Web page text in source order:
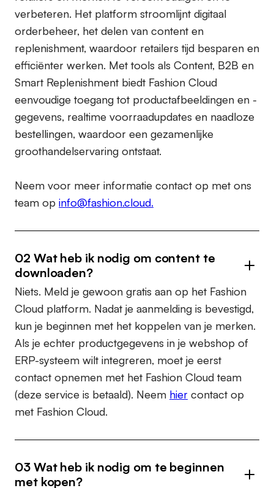
verbeteren. Het platform stroomlijnt digitaal
orderbeheer, het delen van content en
replenishment, waardoor retailers tijd besparen en
efficiënter werken. Met tools als Content, B2B en
Smart Replenishment biedt Fashion Cloud
eenvoudige toegang tot productafbeeldingen en -
gegevens, realtime voorraadupdates en naadloze
bestellingen, waardoor een gezamenlijke
groothandelservaring ontstaat.
Neem voor meer informatie contact op met ons
team op info@fashion.cloud.
02 Wat heb ik nodig om content te
downloaden?
Niets. Meld je gewoon gratis aan op het Fashion
Cloud platform. Nadat je aanmelding is bevestigd,
kun je beginnen met het koppelen van je merken.
Als je echter productgegevens in je webshop of
ERP-systeem wilt integreren, moet je eerst
contact opnemen met het Fashion Cloud team
(deze service is betaald). Neem hier contact op
met Fashion Cloud.
03 Wat heb ik nodig om te beginnen
met kopen?